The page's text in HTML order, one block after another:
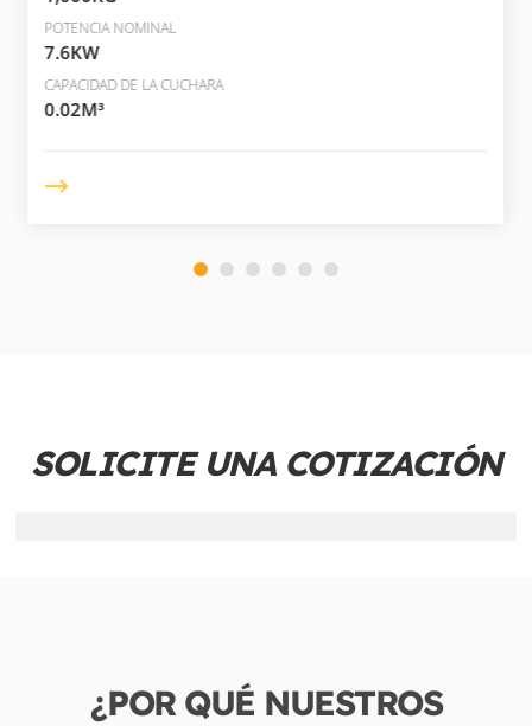
POTENCIA NOMINAL
7.6KW
CAPACIDAD DE LA CUCHARA
0.02M³
SOLICITE UNA COTIZACIÓN
¿POR QUÉ NUESTROS